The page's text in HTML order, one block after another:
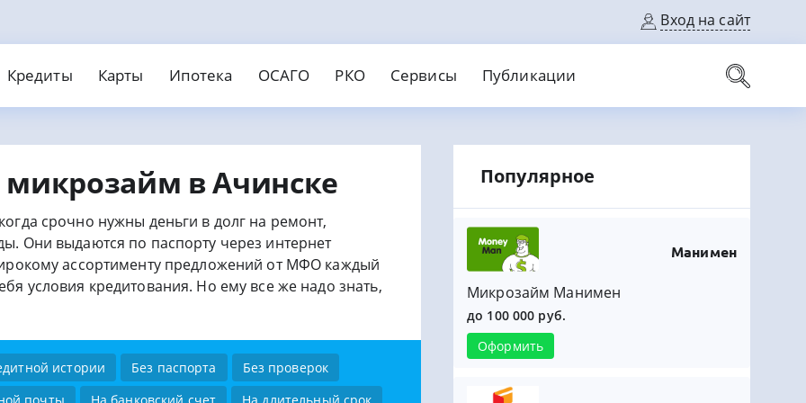
Вход на сайт
Кредиты
наличными
Пенсионерам
историей
Займы онлайн
Без отказа На карту
Без кредитной истории
Без процентов
Без справок
Без электронной почты
На банковский счет
На карту Маэстро
Карты
С безпроцентным периодом Валютные
Ипотека ОСАГО РКО Сервисы
банков
МФО
Рейтинг МФО
Страховые
Рейтинг страховых
Публикации
Банковские карты Кредитование
в Ачинске
срочно нужны деньги в долг на ремонт,
Они выдаются по паспорту через интернет
ассортименту предложений от МФО каждый
условия кредитования. Но ему все же надо знать,
истории Без паспорта
Без проверок
почты На банковский счет
На длительный срок
Популярное
Манимен
Микрозайм Манимен
до 100 000 руб.
Оформить